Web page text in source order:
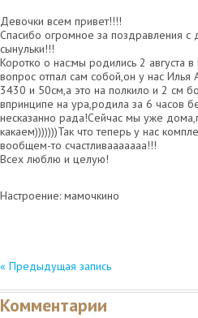
Девочки всем привет!!!!
Спасибо огромное за поздравления
сынульки!!!
Коротко о нас:мы родились 2 августа
вопрос отпал сам собой,он у нас Илья
3430 и 50см,а это на полкило и 2 см
впринципе на ура,родила за 6 часов
несказанно рада!Сейчас мы уже
какаем)))))))Так что теперь у нас
вообщем-то счастливааааааа!!!
Всех люблю и целую!
Настроение: мамочкино
« Предыдущая запись
Комментарии